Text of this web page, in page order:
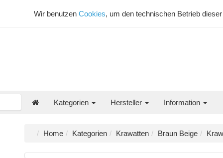
Wir benutzen Cookies, um den technischen Betrieb
Kategorien Hersteller Information
Home Kategorien Krawatten Braun Beige